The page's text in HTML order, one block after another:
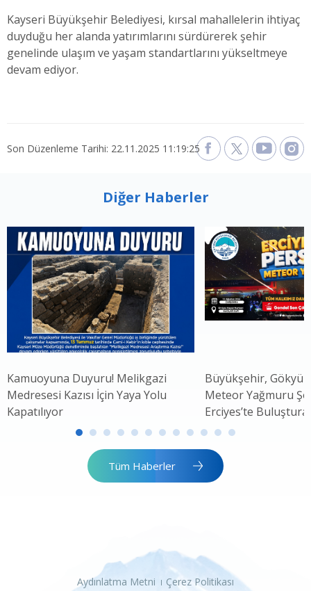
Kayseri Büyükşehir Belediyesi, kırsal mahallelerin ihtiyaç
duyduğu her alanda yatırımlarını sürdürerek şehir
genelinde ulaşım ve yaşam standartlarını yükseltmeye
devam ediyor.
Son Düzenleme Tarihi: 22.11.2025 11:19:25
Diğer Haberler
Kamuoyuna Duyuru! Melikgazi
Medresesi Kazısı İçin Yaya Yolu
Kapatılıyor
Büyükşehir,
Meteor Yağmuru
Erciyes’te
Tüm Haberler
Aydınlatma Metni Çerez Politikası